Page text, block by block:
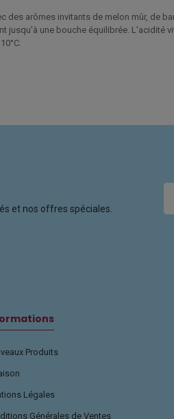
des arômes invitants de melon mûr, de
jusqu'à une bouche équilibrée. L'acidité
et nos offres spéciales.
Produits
Légales
Générales de Ventes